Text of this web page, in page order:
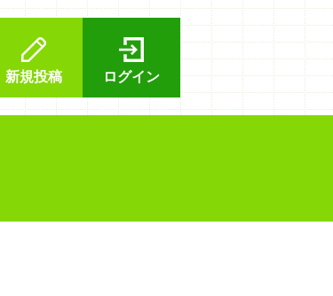
ログイン
新規投稿